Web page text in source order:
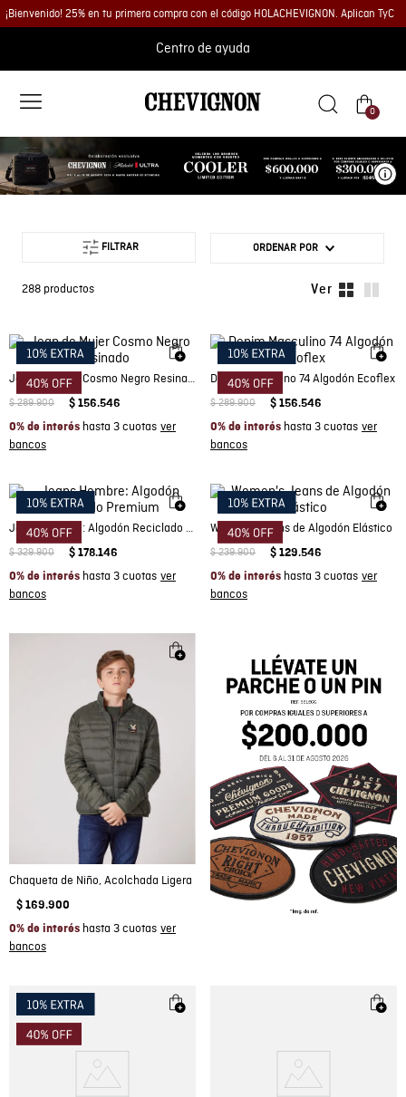
¡Bienvenido! 25% en tu primera compra con el código HOLACHEVIGNON. Aplican TyC
Centro de ayuda
0
FILTRAR ORDENAR POR
288 productos
Jean de Mujer Cosmo Negro Resinado
$ 289.900 $ 156.546
0% de interés hasta 3 cuotas
Denim Masculino 74 Algodón Ecoflex
$ 289.900 $ 156.546
0% de interés hasta 3 cuotas
Jeans Hombre: Algodón Reciclado Premium
$ 329.900 $ 178.146
0% de interés hasta 3 cuotas
Women's Jeans de Algodón Elástico
$ 239.900 $ 129.546
0% de interés hasta 3 cuotas
Chaqueta de Niño, Acolchada Ligera
$ 169.900
0% de interés hasta 3 cuotas